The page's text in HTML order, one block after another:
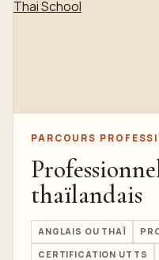
PARCOURS
thaïlandais
ANGLAIS OU THAÏ
CERTIFICATION UTTS